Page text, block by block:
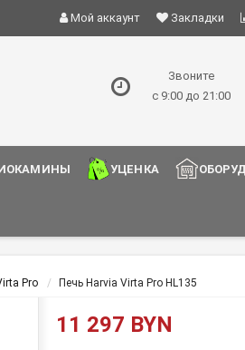
Мой аккаунт Закладки
Звоните
с 9:00 до 21:00
УЦЕНКА
Pro Печь Harvia Virta Pro HL135
11 297 BYN